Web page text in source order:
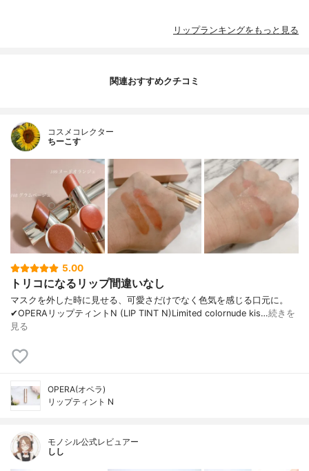
リップランキングをもっと見る
関連おすすめクチコミ
コスメコレクター
ちーこす
5.00
トリコになるリップ間違いなし
マスクを外した時に見せる、可愛さだけでなく色気を感じる口元に。
✔︎OPERAリップティントN (LIP TINT N)Limited colornude kis…続きを
見る
OPERA(オペラ)
リップティント N
モノシル公式レビュアー
しし